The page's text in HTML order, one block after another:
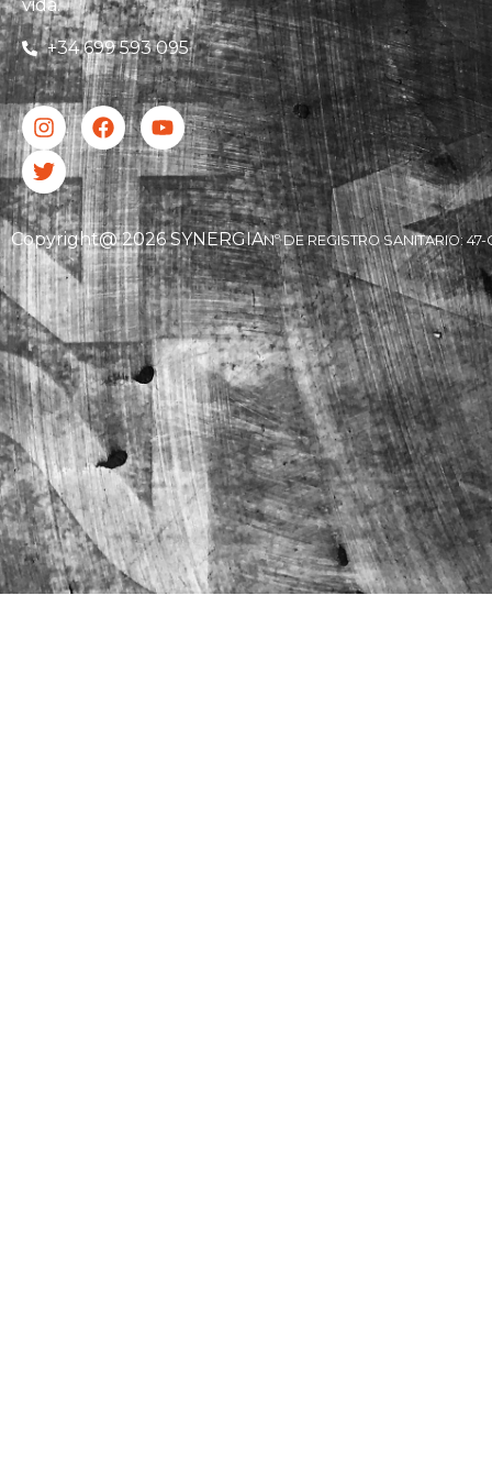
vida.
+34 699 593 095
Copyright@ 2026 SYNERGIANº DE REGISTRO SANITARIO: 47-